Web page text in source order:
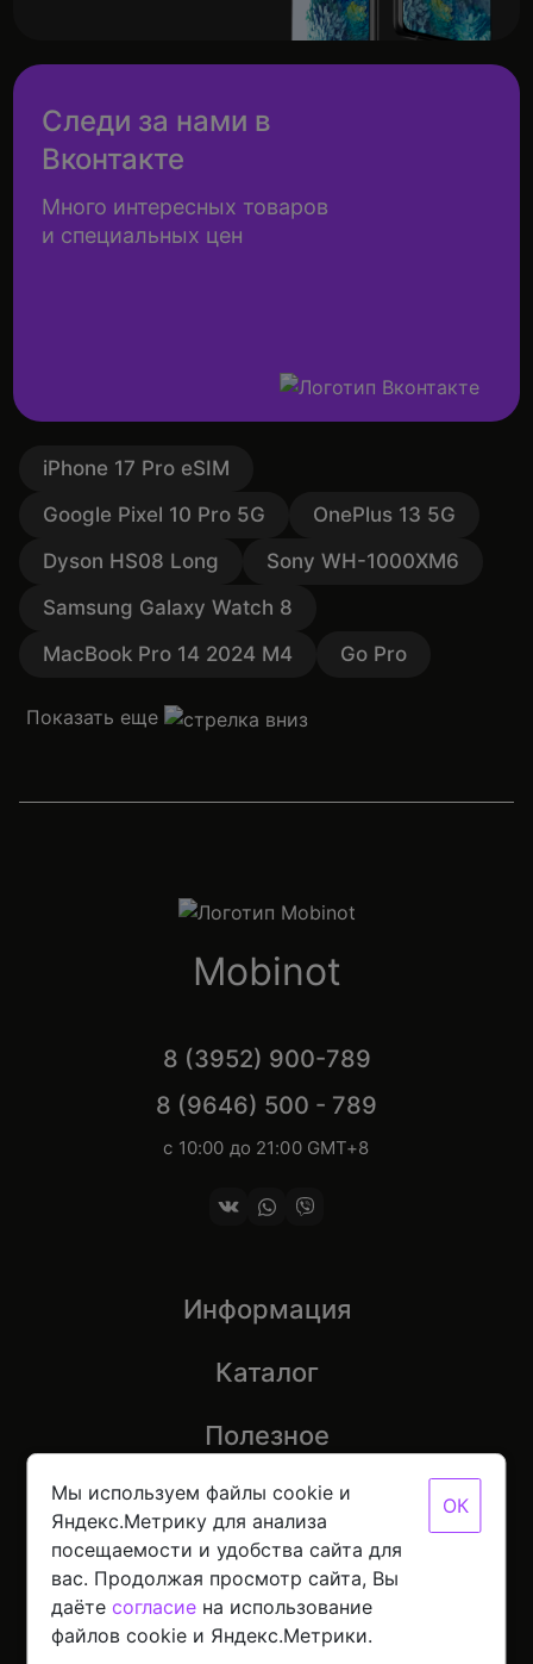
Мы используем файлы cookie и
Яндекс.Метрику для анализа
посещаемости и удобства сайта для
вас. Продолжая просмотр сайта, Вы
даётесогласие на использование
файлов cookie и Яндекс.Метрики.
ОК
Следи за нами в
Вконтакте
Много интересных товаров
и специальных цен
iPhone 17 Pro eSIM
Google Pixel 10 Pro 5G
OnePlus 13 5G
Dyson HS08 Long
Sony WH-1000XM6
Samsung Galaxy Watch 8
MacBook Pro 14 2024 M4
Go Pro
Показать еще
Mobinot
8 (3952) 900-789
8 (9646) 500 - 789
с 10:00 до 21:00 GMT+8
Информация
Каталог
Полезное
© 2026 Mobinot — Магазин низких цен на всю
цифровую технику
Политика конфиденциальности данных
Разработано св NORDER